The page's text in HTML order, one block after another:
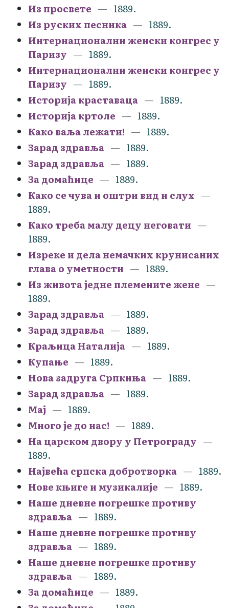
Из просвете
1889.
Из руских песника
1889.
Интернационални женски конгрес у
Паризу
1889.
Интернационални женски конгрес у
Паризу
1889.
Историја краставаца
1889.
Историја кртоле
1889.
Како ваља лежати!
1889.
Зарад здравља
1889.
Зарад здравља
1889.
За домаћице
1889.
Како се чува и оштри вид и слух
1889.
Како треба малу децу неговати
1889.
Изреке и дела немачких крунисаних
глава о уметности
1889.
Из живота једне племените жене
1889.
Зарад здравља
1889.
Зарад здравља
1889.
Краљица Наталија
1889.
Купање
1889.
Нова задруга Српкиња
1889.
Зарад здравља
1889.
Мај
1889.
Много је до нас!
1889.
На царском двору у Петрограду
1889.
Највећа српска добротворка
1889.
Нове књиге и музикалије
1889.
Наше дневне погрешке противу
здравља
1889.
Наше дневне погрешке противу
здравља
1889.
Наше дневне погрешке противу
здравља
1889.
За домаћице
1889.